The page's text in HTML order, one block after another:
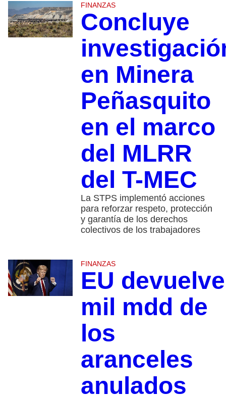
FINANZAS
Concluye
en Minera
Peñasquito
en el marco
del MLRR
del T-MEC
La STPS implementó acciones
para reforzar respeto, protección
y garantía de los derechos
colectivos de los trabajadores
FINANZAS
EU
mil mdd de
los
aranceles
anulados